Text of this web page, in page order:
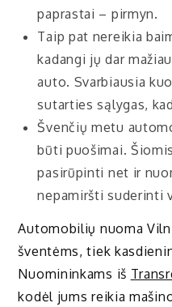
paprastai – pirmyn.
Taip pat nereikia
kadangi jų dar
auto. Svarbiausia
sutarties sąlygas,
Švenčių metu
būti puošimai.
pasirūpinti net ir
nepamiršti suderinti
Automobilių nuoma
šventėms, tiek
Nuomininkams iš
kodėl jums reikia